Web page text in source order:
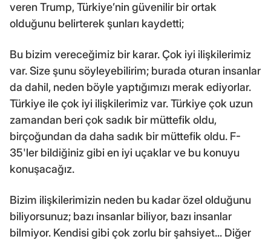
veren Trump, Türkiye’nin güvenilir bir ortak
olduğunu belirterek şunları kaydetti;
Bu bizim vereceğimiz bir karar. Çok iyi ilişkilerimiz
var. Size şunu söyleyebilirim; burada oturan insanlar
da dahil, neden böyle yaptığımızı merak ediyorlar.
Türkiye ile çok iyi ilişkilerimiz var. Türkiye çok uzun
zamandan beri çok sadık bir müttefik oldu,
birçoğundan da daha sadık bir müttefik oldu. F-
35'ler bildiğiniz gibi en iyi uçaklar ve bu konuyu
konuşacağız.
Bizim ilişkilerimizin neden bu kadar özel olduğunu
biliyorsunuz; bazı insanlar biliyor, bazı insanlar
bilmiyor. Kendisi gibi çok zorlu bir şahsiyet... Diğer